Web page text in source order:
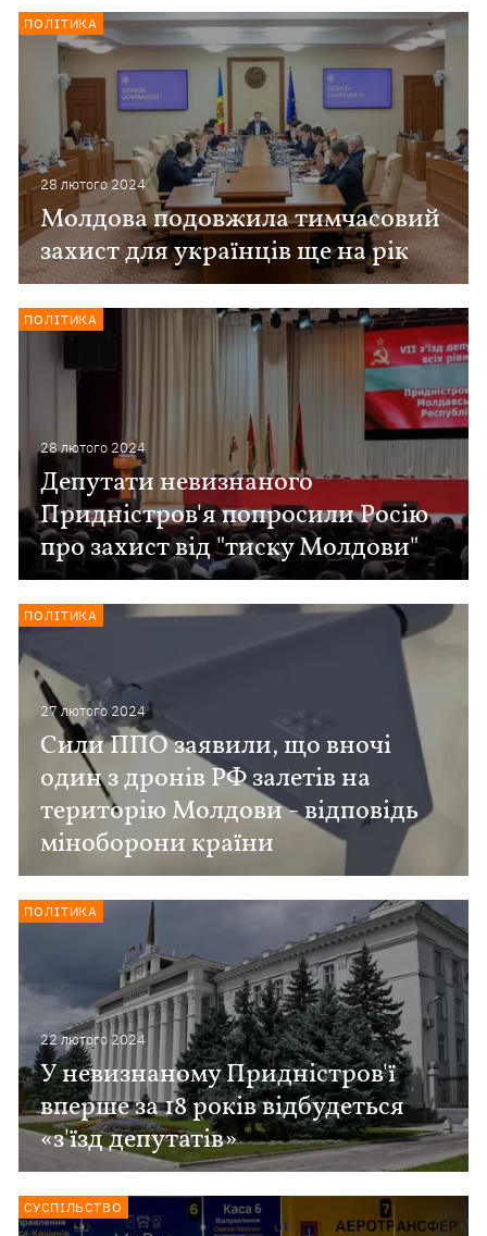
28 лютого 2024
Молдова подовжила тимчасовий
захист для українців ще на рік
ПОЛІТИКА
28 лютого 2024
Депутати невизнаного
Придністров'я попросили Росію
про захист від "тиску Молдови"
ПОЛІТИКА
27 лютого 2024
Сили ППО заявили, що вночі
один з дронів РФ залетів на
територію Молдови - відповідь
міноборони країни
ПОЛІТИКА
22 лютого 2024
У невизнаному Придністров'ї
вперше за 18 років відбудеться
«з'їзд депутатів»
ПОЛІТИКА
СУСПІЛЬСТВО